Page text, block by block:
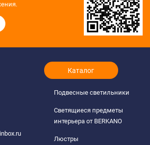
Каталог
Подвесные светильники
Светящиеся предметы
интерьера от BERKANO
Люстры